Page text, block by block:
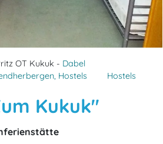
OT Kukuk - Dabel
Hostels Hostels
Kukuk"